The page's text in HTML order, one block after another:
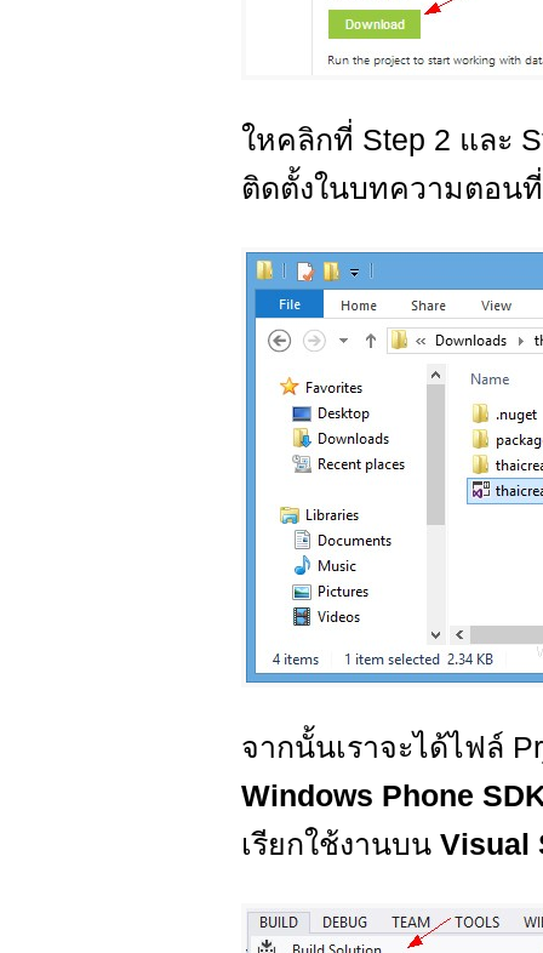
ใหคลิกที่ Step 2 และ
ติดตั้งในบทความตอนที่
จากนั้นเราจะได้ไฟล์
Windows Phone
เรียกใช้งานบน Visual